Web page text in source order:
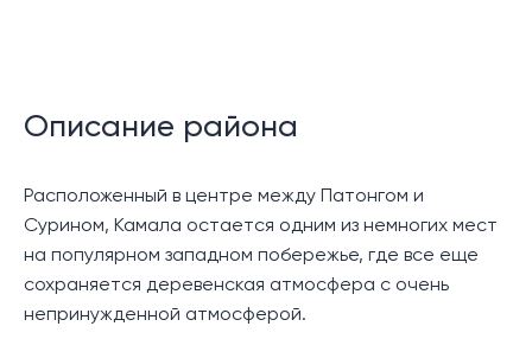
Описание района
Расположенный в центре между Патонгом и
Сурином, Камала остается одним из немногих мест
на популярном западном побережье, где все еще
сохраняется деревенская атмосфера с очень
непринужденной атмосферой.